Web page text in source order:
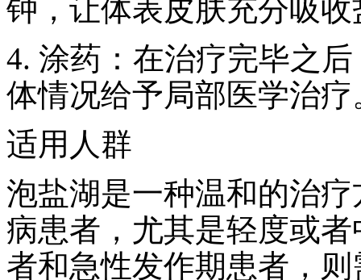
钟，让体表皮肤充分吸
4. 涂药：在治疗完毕之
体情况给予局部医学治疗
适用人群
泡盐湖是一种温和的治
病患者，尤其是轻度或
者和急性发作期患者，